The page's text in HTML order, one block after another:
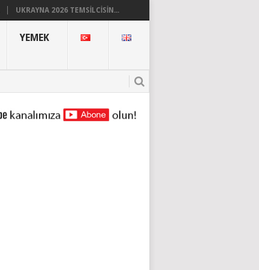
UKRAYNA 2026 TEMSILCISIN...
YEMEK